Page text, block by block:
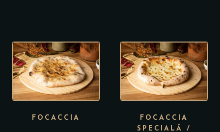
FOCACCIA
FOCACCIA
SPECIALĂ /